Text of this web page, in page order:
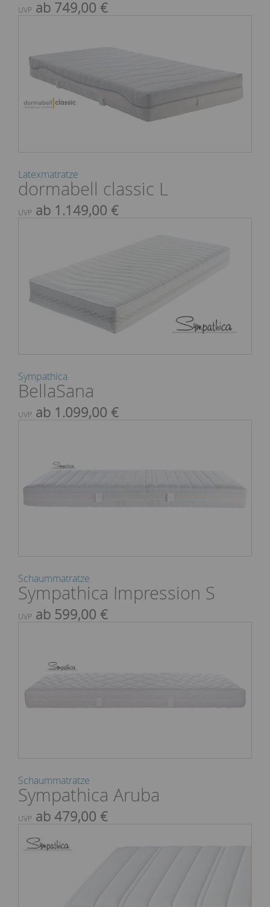
UVP ab 749,00 €
Latexmatratze
dormabell classic L
UVP ab 1.149,00 €
Sympathica
BellaSana
UVP ab 1.099,00 €
Schaummatratze
Sympathica Impression S
UVP ab 599,00 €
Schaummatratze
Sympathica Aruba
UVP ab 479,00 €